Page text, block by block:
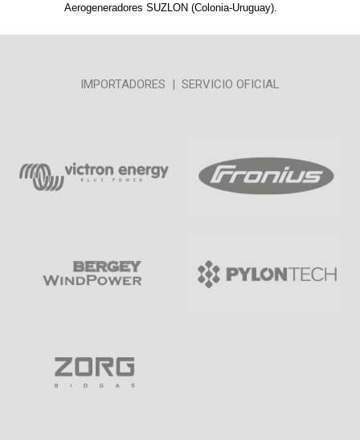
Aerogeneradores SUZLON (Colonia-Uruguay).
IMPORTADORES | SERVICIO OFICIAL